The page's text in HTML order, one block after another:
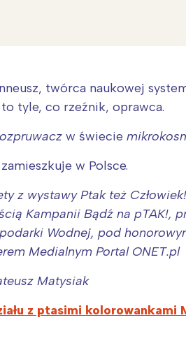
twórca naukowej
to tyle, co rzeźnik, oprawca.
w świecie
w Polsce.
z wystawy Ptak też
Kampanii Bądź na pTAK!,
Wodnej, pod
Medialnym Portal ONET.pl
Matysiak
z ptasimi kolorowankami
Interesują